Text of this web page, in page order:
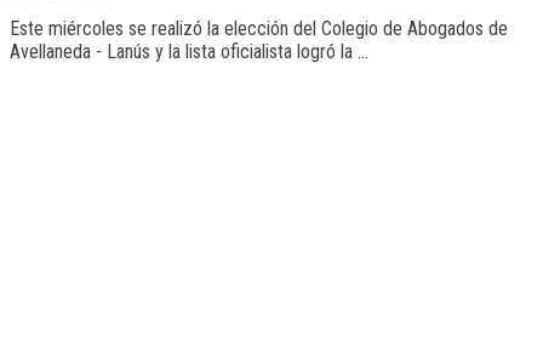
Este miércoles se realizó la elección del Colegio de Abogados de
Avellaneda - Lanús y la lista oficialista logró la ...